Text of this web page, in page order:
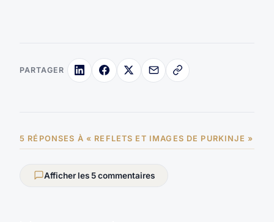
PARTAGER
5 RÉPONSES À « REFLETS ET IMAGES DE PURKINJE »
Afficher les 5 commentaires